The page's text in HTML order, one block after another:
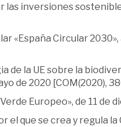
inversiones
«España Circular
de la UE sobre la
de 2020 [COM(2020),
Europeo», de 11 de
el que se crea y regula